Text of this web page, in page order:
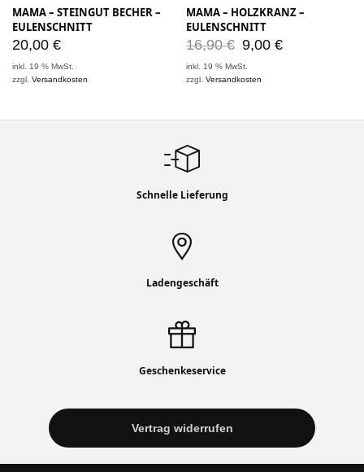
MAMA – STEINGUT BECHER –
EULENSCHNITT
20,00 €
inkl. 19 % MwSt.
zzgl.Versandkosten
MAMA – HOLZKRANZ –
EULENSCHNITT
16,90€ 9,00 €
inkl. 19 % MwSt.
zzgl.Versandkosten
Schnelle Lieferung
Ladengeschäft
Geschenkeservice
Vertrag widerrufen